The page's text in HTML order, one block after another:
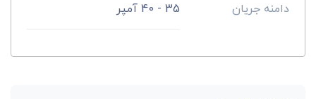
دامنه جریان 35 - 40 آمپر